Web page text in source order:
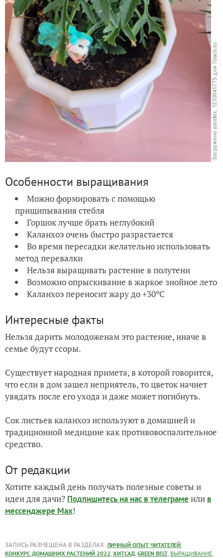
Особенности выращивания
Можно формировать с помощью
прищипывания стебля
Горшок лучше брать неглубокий
Каланхоэ очень быстро разрастается
Во время пересадки желательно использовать
метод перевалки
Нельзя выращивать растение в полутени
Возможно опрыскивание в жаркое знойное лето
Каланхоэ переносит жару до +30ºC
Интересные факты
Нельзя дарить молодоженам это растение, иначе в
семье будут ссоры.
Существует народная примета, в которой говорится,
что если в дом зашел неприятель, то цветок начнет
увядать после его ухода и даже может погибнуть.
Сок листьев каланхоэ используют в домашней и
традиционной медицине как противовоспалительное
средство.
От редакции
Хотите каждый день получать полезные советы и
идеи для дачи? Подпишитесь на нас в телеграме или в
мессенджере Max!
ЗАПИСЬ РАЗМЕЩЕНА В РАЗДЕЛАХ: ЛИЧНЫЙ ОПЫТ ЧИТАТЕЛЕЙ,
КОНКУРС ДОМАШНИХ РАСТЕНИЙ 2022, ХИТСАД, GREEN BELT, ВЫРАЩИВАНИЕ,